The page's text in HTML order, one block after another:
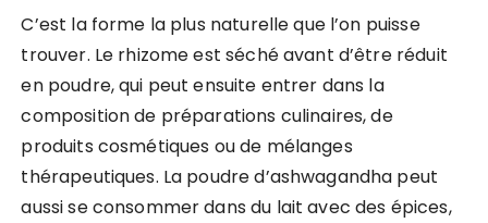
C’est la forme la plus naturelle que l’on puisse
trouver. Le rhizome est séché avant d’être réduit
en poudre, qui peut ensuite entrer dans la
composition de préparations culinaires, de
produits cosmétiques ou de mélanges
thérapeutiques. La poudre d’ashwagandha peut
aussi se consommer dans du lait avec des épices,